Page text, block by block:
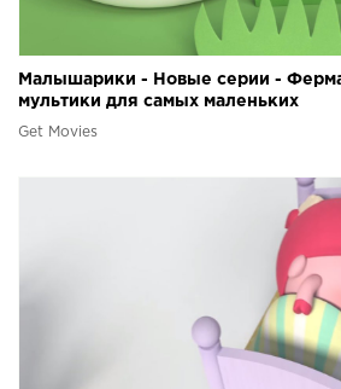
Малышарики - Новые серии -
мультики для самых маленьких
Get Movies